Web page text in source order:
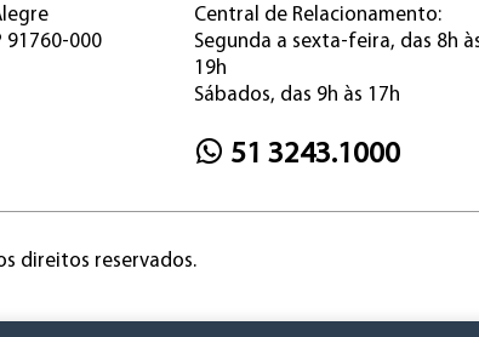
91760-000
Central de Relacionamento:
Segunda a sexta-feira, das 8h
19h
Sábados, das 9h às 17h
51 3243.1000
direitos reservados.